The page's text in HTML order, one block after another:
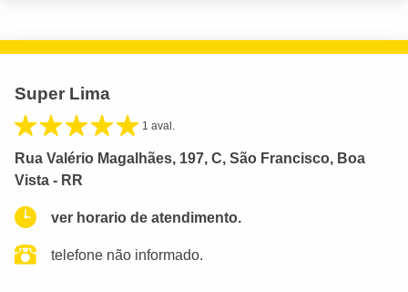
Super Lima
1 aval.
Rua Valério Magalhães, 197, C, São Francisco, Boa
Vista - RR
ver horario de atendimento.
telefone não informado.